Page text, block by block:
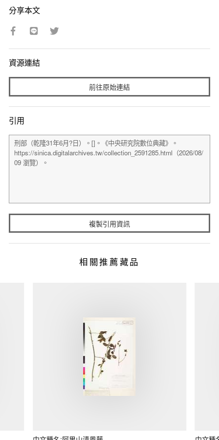
分享本文
資源連結
前往原始連結
引用
複製引用資訊
相關推薦藏品